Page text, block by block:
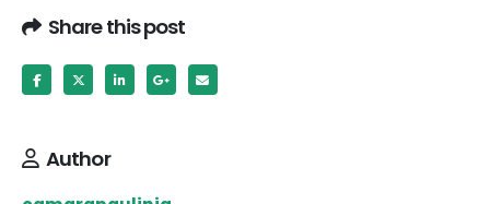
Share this post
Author